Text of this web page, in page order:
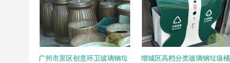
广州市景区创意环卫玻璃钢垃
增城区高档分类玻璃钢垃圾桶